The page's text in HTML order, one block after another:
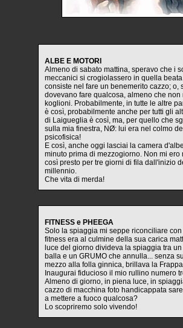
ALBE E MOTORI
Almeno di sabato mattina, speravo che i
meccanici si crogiolassero in quella
consiste nel fare un benemerito cazzo; o,
dovevano fare qualcosa, almeno che non
koglioni. Probabilmente, in tutte le altre
è così, probabilmente anche per tutti gli
di Laigueglia è così, ma, per quello che
sulla mia finestra, NØ: lui era nel colmo
psicofisica!
E così, anche oggi lasciai la camera
minuto prima di mezzogiorno. Non mi ero
così presto per tre giorni di fila dall'inizio
millennio.
Che vita di merda!
FITNESS e PHEEGA
Solo la spiaggia mi seppe riconciliare con
fitness era al culmine della sua carica
luce del giorno divideva la spiaggia tra
balla e un GRUMO che annulla... senza
mezzo alla folla ginnica, brillava la
Inaugurai fiducioso il mio rullino numero
Almeno di giorno, in piena luce, in
cazzo di macchina foto handicappata
a mettere a fuoco qualcosa?
Lo scopriremo solo vivendo!